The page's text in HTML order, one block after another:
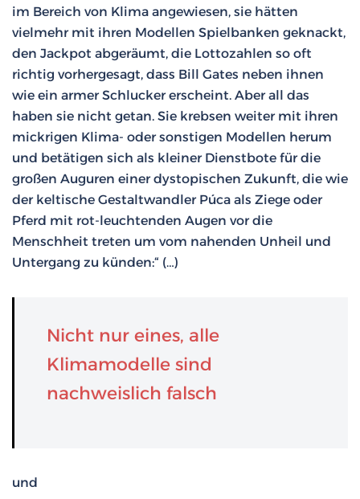
im Bereich von Klima angewiesen, sie hätten
vielmehr mit ihren Modellen Spielbanken geknackt,
den Jackpot abgeräumt, die Lottozahlen so oft
richtig vorhergesagt, dass Bill Gates neben ihnen
wie ein armer Schlucker erscheint. Aber all das
haben sie nicht getan. Sie krebsen weiter mit ihren
mickrigen Klima- oder sonstigen Modellen herum
und betätigen sich als kleiner Dienstbote für die
großen Auguren einer dystopischen Zukunft, die wie
der keltische Gestaltwandler Púca als Ziege oder
Pferd mit rot-leuchtenden Augen vor die
Menschheit treten um vom nahenden Unheil und
Untergang zu künden:“ (…)
Nicht nur eines, alle
Klimamodelle sind
nachweislich falsch
und